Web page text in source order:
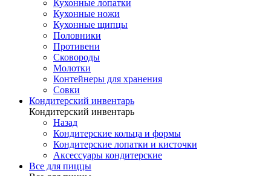
Кухонные лопатки
Кухонные ножи
Кухонные щипцы
Половники
Противени
Сковороды
Молотки
Контейнеры для хранения
Совки
Кондитерский инвентарь
Кондитерский инвентарь
Назад
Кондитерские кольца и формы
Кондитерские лопатки и кисточки
Аксессуары кондитерские
Все для пиццы